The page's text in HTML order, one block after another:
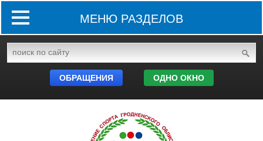
МЕНЮ РАЗДЕЛОВ
ОБРАЩЕНИЯ ОДНО ОКНО